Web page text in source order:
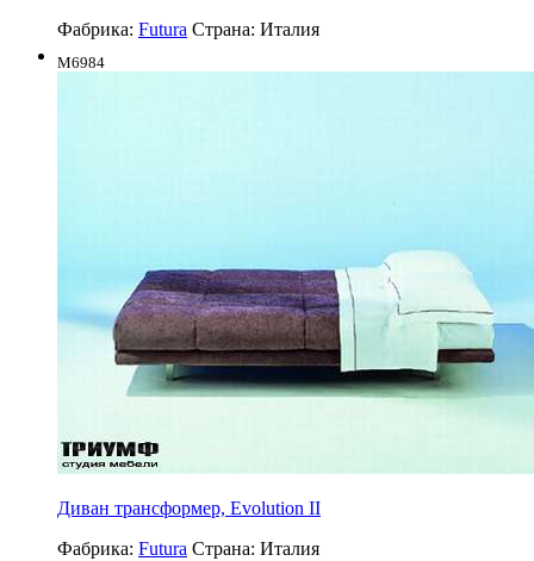
Фабрика: Futura Страна: Италия
M6984
Диван трансформер, Evolution II
Фабрика: Futura Страна: Италия